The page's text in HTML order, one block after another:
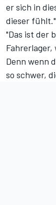
er sich in
dieser fühlt."
"Das ist der
Fahrerlager,
Denn wenn
so schwer,